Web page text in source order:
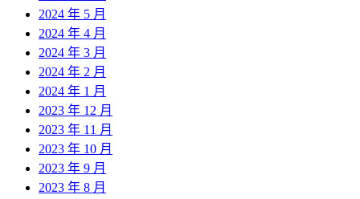
2024 年 5 月
2024 年 4 月
2024 年 3 月
2024 年 2 月
2024 年 1 月
2023 年 12 月
2023 年 11 月
2023 年 10 月
2023 年 9 月
2023 年 8 月